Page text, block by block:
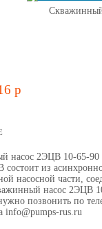
p
насос 2ЭЦВ 10-65-90
из
наcосной части,
насос 2ЭЦВ
позвонить по
info@pumps-rus.ru